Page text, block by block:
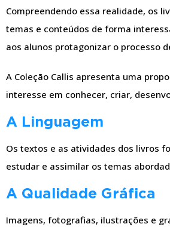
Compreendendo essa realidade, os
temas e conteúdos de forma
aos alunos protagonizar o processo
A Coleção Callis apresenta uma
interesse em conhecer, criar,
A Linguagem
Os textos e as atividades dos livros
estudar e assimilar os temas
A Qualidade Gráfica
Imagens, fotografias, ilustrações e